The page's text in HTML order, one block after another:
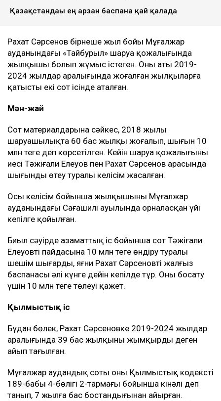
Қазақстандағы ең арзан баспана қай қалада
Рахат Сәрсенов бірнеше жыл бойы Мұғалжар
ауданындағы «Тайбурыл» шаруа қожалығында
жылқышы болып жұмыс істеген. Оның аты 2019-
2024 жылдар аралығында жоғалған жылқыларға
қатысты екі сот ісінде аталған.
Мән-жай
Сот материалдарына сәйкес, 2018 жылы
шаруашылықта 60 бас жылқы жоғалып, шығын 10
млн теңге деп көрсетілген. Кейін шаруа қожалығының
иесі Тәжіғали Елеуов пен Рахат Сәрсенов арасында
шығынды өтеу туралы келісім жасалған.
Осы келісім бойынша жылқышының Мұғалжар
ауданындағы Сағашилі ауылында орналасқан үйі
кепілге қойылған.
Биыл сәуірде азаматтық іс бойынша сот Тәжіғали
Елеуовтің пайдасына 10 млн теңге өндіру туралы
шешім шығарды, яғни Рахат Сәрсеновтің жалғыз
баспанасы әлі күнге дейін кепілде тұр. Оны босату
үшін 10 млн теңге төлеуі қажет.
Қылмыстық іс
Бұдан бөлек, Рахат Сәрсеновке 2019-2024 жылдар
аралығында 39 бас жылқыны жымқырды деген
айып тағылған.
Мұғалжар аудандық соты оны Қылмыстық кодекстің
189-бабы 4-бөлігі 2-тармағы бойынша кінәлі деп
танып, 7 жылға бас бостандығынан айырған.